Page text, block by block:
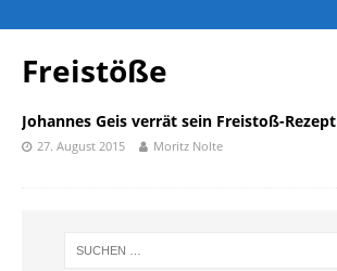
Freistöße
Johannes Geis verrät sein Freistoß-Rezept
27. August 2015 Moritz Nolte